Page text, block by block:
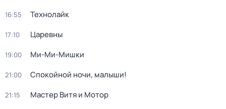
16:55 Технолайк
17:10 Царевны
19:00 Ми-Ми-Мишки
21:00 Спокойной ночи, малыши!
21:15 Мастер Витя и Мотор